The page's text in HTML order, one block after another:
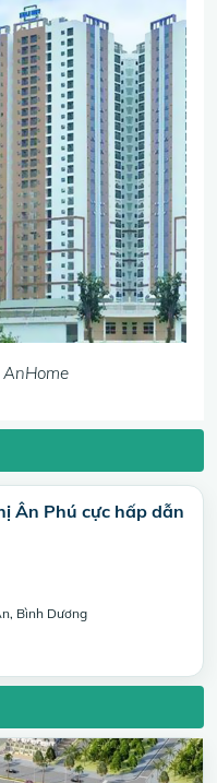
Ân Phú cực hấp dẫn
Bình Dương